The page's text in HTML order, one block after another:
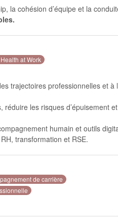
la cohésion d’équipe et la
at Work
trajectoires professionnelles et à
les risques d’épuisement et
humain et outils
transformation et RSE.
de carrière